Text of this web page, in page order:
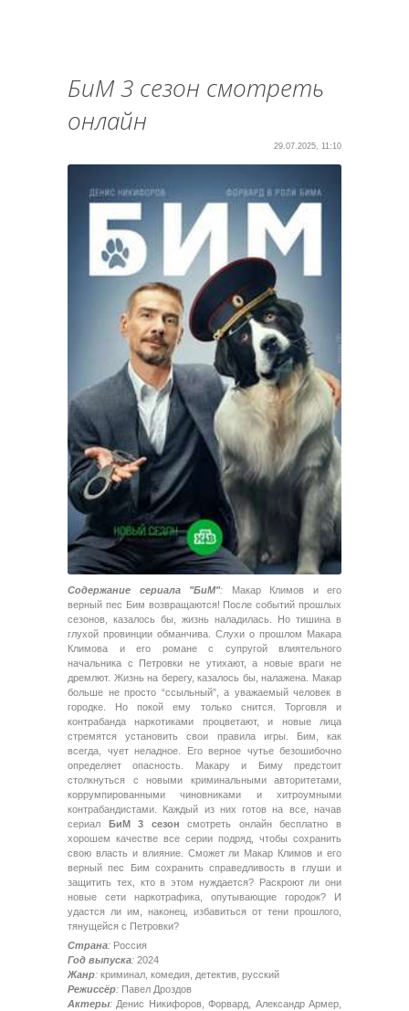
БиМ 3 сезон смотреть
онлайн
29.07.2025, 11:10
Содержание сериала "БиМ": Макар Климов и его
верный пес Бим возвращаются! После событий прошлых
сезонов, казалось бы, жизнь наладилась. Но тишина в
глухой провинции обманчива. Слухи о прошлом Макара
Климова и его романе с супругой влиятельного
начальника с Петровки не утихают, а новые враги не
дремлют. Жизнь на берегу, казалось бы, налажена. Макар
больше не просто “ссыльный”, а уважаемый человек в
городке. Но покой ему только снится. Торговля и
контрабанда наркотиками процветают, и новые лица
стремятся установить свои правила игры. Бим, как
всегда, чует неладное. Его верное чутье безошибочно
определяет опасность. Макару и Биму предстоит
столкнуться с новыми криминальными авторитетами,
коррумпированными чиновниками и хитроумными
контрабандистами. Каждый из них готов на все, начав
сериал
БиМ 3 сезон смотреть онлайн бесплатно в
хорошем качестве все серии подряд, чтобы сохранить
свою власть и влияние. Сможет ли Макар Климов и его
верный пес Бим сохранить справедливость в глуши и
защитить тех, кто в этом нуждается? Раскроют ли они
новые сети наркотрафика, опутывающие городок? И
удастся ли им, наконец, избавиться от тени прошлого,
тянущейся с Петровки?
Страна: Россия
Год выпуска: 2024
Жанр: криминал, комедия, детектив, русский
Режиссёр: Павел Дроздов
Актеры: Денис Никифоров, Форвард, Александр Армер,